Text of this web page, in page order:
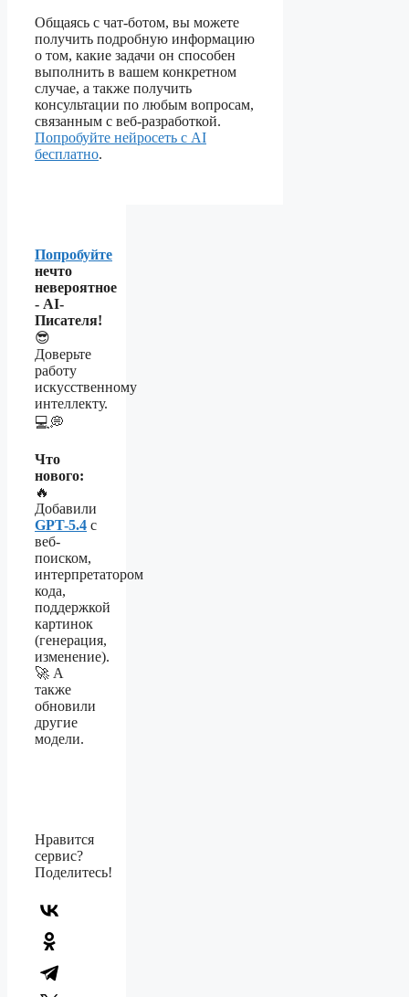
Общаясь с чат-ботом, вы можете
получить подробную информацию
о том, какие задачи он способен
выполнить в вашем конкретном
случае, а также получить
консультации по любым вопросам,
связанным с веб-разработкой.
Попробуйте нейросеть с AI
бесплатно.
Попробуйте
нечто
невероятное
- AI-
Писателя!
😎
Доверьте
работу
искусственному
интеллекту.
💻💭
Что
нового:
🔥
Добавили
GPT-5.4 с
веб-
поиском,
интерпретатором
кода,
поддержкой
картинок
(генерация,
изменение).
🚀 А
также
обновили
другие
модели.
Нравится
сервис?
Поделитесь!